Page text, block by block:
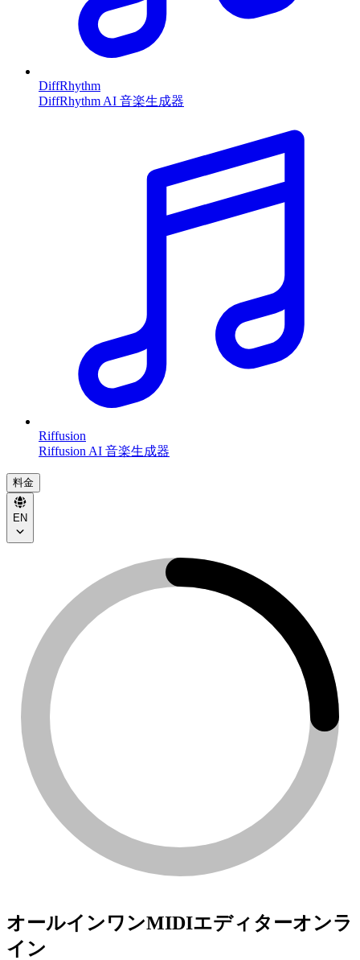
DiffRhythm
DiffRhythm AI 音楽生成器
Riffusion
Riffusion AI 音楽生成器
料金
EN
オールインワンMIDIエディターオンラ
イン